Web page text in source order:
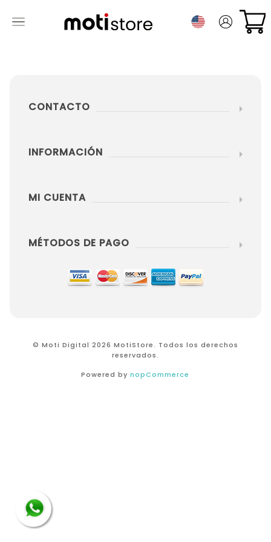
CONTACTO
INFORMACIÓN
MI CUENTA
MÉTODOS DE PAGO
© Moti Digital 2026 MotiStore. Todos los derechos
reservados.
Powered bynopCommerce